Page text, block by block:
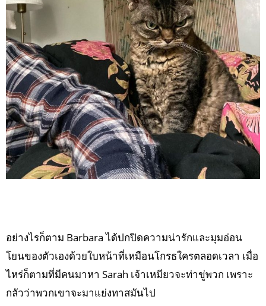
อย่างไรก็ตาม Barbara ได้ปกปิดความน่ารักและมุมอ่อน
โยนของตัวเองด้วยใบหน้าที่เหมือนโกรธใครตลอดเวลา เมื่อ
ไหร่ก็ตามที่มีคนมาหา Sarah เจ้าเหมียวจะท่าขู่พวก เพราะ
กลัวว่าพวกเขาจะมาแย่งทาสมันไป